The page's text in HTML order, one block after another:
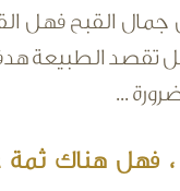
القبح فهل
الطبيعة
...
، فهل هناك ثمة